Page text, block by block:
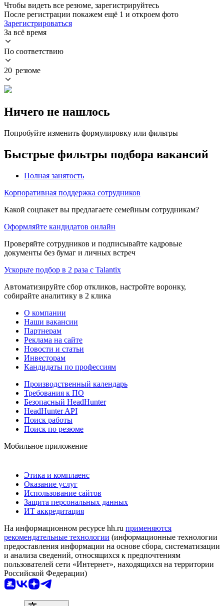
Чтобы видеть все резюме, зарегистрируйтесь
После регистрации покажем ещё 1 и откроем фото
Зарегистрироваться
За всё время
По соответствию
20 резюме
Ничего не нашлось
Попробуйте изменить формулировку или фильтры
Быстрые фильтры подбора вакансий
Полная занятость
Корпоративная поддержка сотрудников
Какой соцпакет вы предлагаете семейным сотрудникам?
Оформляйте кандидатов онлайн
Проверяйте сотрудников и подписывайте кадровые
документы без бумаг и личных встреч
Ускорьте подбор в 2 раза с Talantix
Автоматизируйте сбор откликов, настройте воронку,
собирайте аналитику в 2 клика
О компании
Наши вакансии
Партнерам
Реклама на сайте
Новости и статьи
Инвесторам
Кандидаты по профессиям
Производственный календарь
Требования к ПО
Безопасный HeadHunter
HeadHunter API
Поиск работы
Поиск по резюме
Мобильное приложение
Этика и комплаенс
Оказание услуг
Использование сайтов
Защита персональных данных
ИТ аккредитация
На информационном ресурсе hh.ru применяются
рекомендательные технологии (информационные технологии
предоставления информации на основе сбора, систематизации
и анализа сведений, относящихся к предпочтениям
пользователей сети «Интернет», находящихся на территории
Российской Федерации)